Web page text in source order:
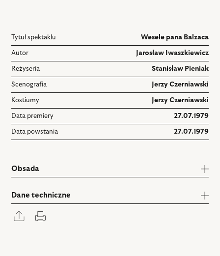
Tytuł spektaklu Wesele pana Balzaca
Autor Jarosław Iwaszkiewicz
Reżyseria Stanisław Pieniak
Scenografia Jerzy Czerniawski
Kostiumy Jerzy Czerniawski
Data premiery 27.07.1979
Data powstania 27.07.1979
Obsada
Dane techniczne
Rozwiń
panel